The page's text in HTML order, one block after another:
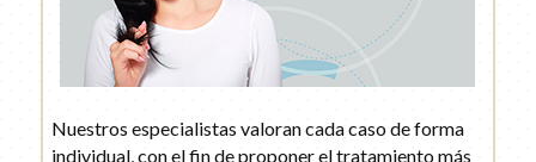
Nuestros especialistas valoran cada caso de forma
individual, con el fin de proponer el tratamiento más